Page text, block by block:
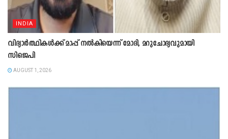
INDIA
വിദ്യാർത്ഥികൾക്ക് മാപ്പ് നൽകിയെന്ന് മോദി, മറുചോദ്യവുമായി
സിജെപി
AUGUST 1, 2026